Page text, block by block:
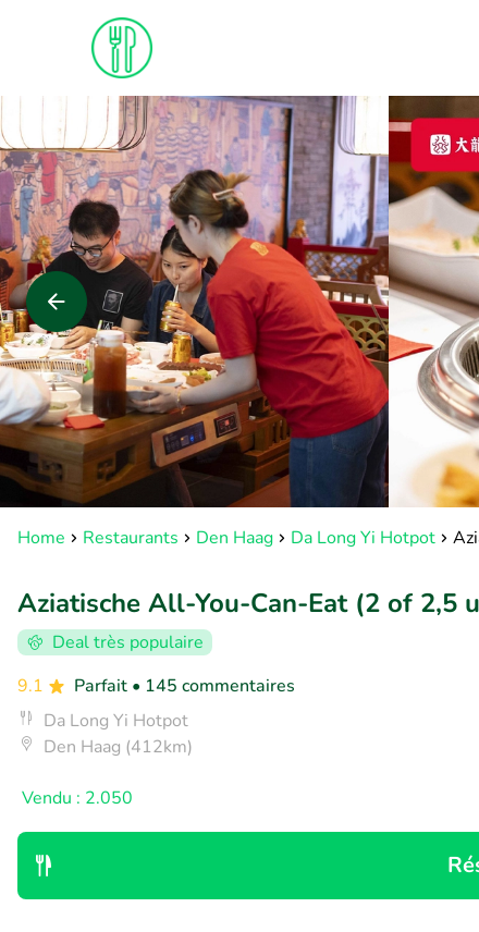
Home Restaurants Den Haag Da Long Yi Hotpot
Aziatische All-You-Can-Eat (2 of 2,5
Deal très populaire
9.1
Parfait • 145 commentaires
Da Long Yi Hotpot
Den Haag (412km)
Vendu : 2.050